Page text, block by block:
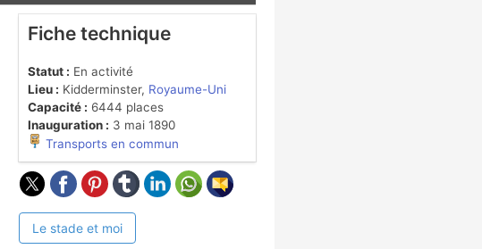
Fiche technique
Statut : En activité
Lieu : Kidderminster, Royaume-Uni
Capacité : 6444 places
Inauguration : 3 mai 1890
Transports en commun
Le stade et moi